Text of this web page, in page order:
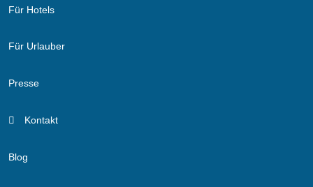
Für Hotels
Für Urlauber
Presse
Kontakt
Blog